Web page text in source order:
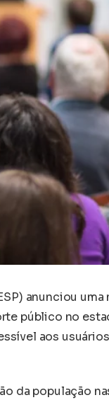
anunciou uma
público no
aos
da população